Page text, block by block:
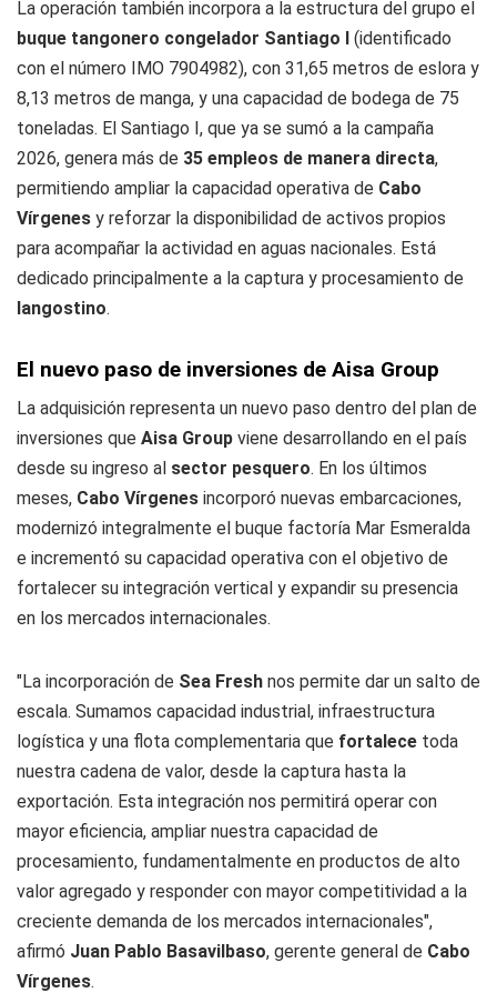
La operación también incorpora a la estructura del grupo el
buque tangonero congelador Santiago I (identificado
con el número IMO 7904982), con 31,65 metros de eslora y
8,13 metros de manga, y una capacidad de bodega de 75
toneladas. El Santiago I, que ya se sumó a la campaña
2026, genera más de 35 empleos de manera directa,
permitiendo ampliar la capacidad operativa de Cabo
Vírgenes y reforzar la disponibilidad de activos propios
para acompañar la actividad en aguas nacionales. Está
dedicado principalmente a la captura y procesamiento de
langostino.
El nuevo paso de inversiones de Aisa Group
La adquisición representa un nuevo paso dentro del plan de
inversiones que Aisa Group viene desarrollando en el país
desde su ingreso al sector pesquero. En los últimos
meses, Cabo Vírgenes incorporó nuevas embarcaciones,
modernizó integralmente el buque factoría Mar Esmeralda
e incrementó su capacidad operativa con el objetivo de
fortalecer su integración vertical y expandir su presencia
en los mercados internacionales.
"La incorporación de Sea Fresh nos permite dar un salto de
escala. Sumamos capacidad industrial, infraestructura
logística y una flota complementaria que fortalece toda
nuestra cadena de valor, desde la captura hasta la
exportación. Esta integración nos permitirá operar con
mayor eficiencia, ampliar nuestra capacidad de
procesamiento, fundamentalmente en productos de alto
valor agregado y responder con mayor competitividad a la
creciente demanda de los mercados internacionales",
afirmó Juan Pablo Basavilbaso, gerente general de Cabo
Vírgenes.